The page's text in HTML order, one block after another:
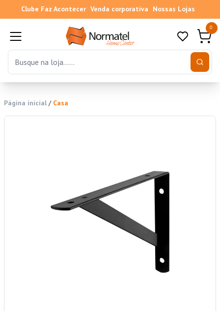
Clube Faz Acontecer Venda corporativa Nossas Lojas
0
Página inicial / Casa